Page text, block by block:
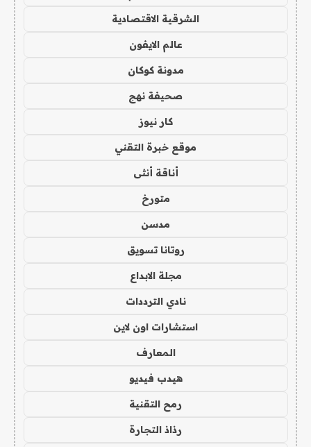
الشرقية الاقتصادية
عالم الايفون
مدونة كوكان
صحيفة نهج
كار نيوز
موقع خبرة التقني
أناقة أنثى
متورخ
مدسن
روتانا تسويق
مجلة الابداع
نادي الترددات
استشارات اون لاين
المعارف
هيدب فيديو
رمح التقنية
رذاذ التجارة